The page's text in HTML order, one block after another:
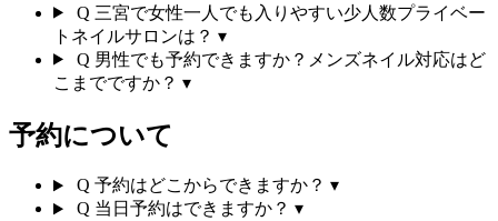
Q 三宮で女性一人でも入りやすい少人数プライベー
トネイルサロンは？ ▾
Q 男性でも予約できますか？メンズネイル対応はど
こまでですか？ ▾
予約について
Q 予約はどこからできますか？ ▾
Q 当日予約はできますか？ ▾